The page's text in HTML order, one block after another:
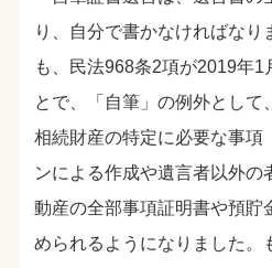
り、自分で書かなければなり
も、民法968条2項が2019年1
とで、「自筆」の例外として
相続財産の特定に必要な事項
ンによる作成や遺言者以外の
動産の全部事項証明書や預貯
められるようになりました。